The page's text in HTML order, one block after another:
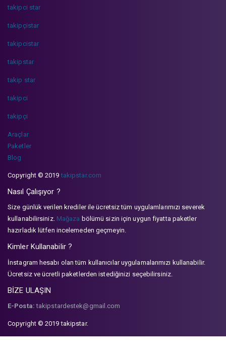
takipci star
takipçistar
takipcistar
takipstar
takip star
takipci
takipçi
Araçlar
Paketler
Blog
Copyright © 2019takipstar.com
Nasıl Çalışıyor ?
Size günlük verilen krediler ile ücretsiz tüm uygulamlarımızı severek
kullanabilirsiniz. Mağaza bölümü sizin için uygun fiyatta paketler
hazırladık lütfen incelemeden geçmeyin.
Kimler Kullanabilir ?
İnstagram hesabı olan tüm kullanıcılar uygulamalarımızı kullanabilir.
Ücretsiz ve ücretli paketlerden istediğinizi seçebilirsiniz.
BİZE ULAŞIN
E-Posta: takipstardestek@gmail.com
Copyright © 2019 takipstar.